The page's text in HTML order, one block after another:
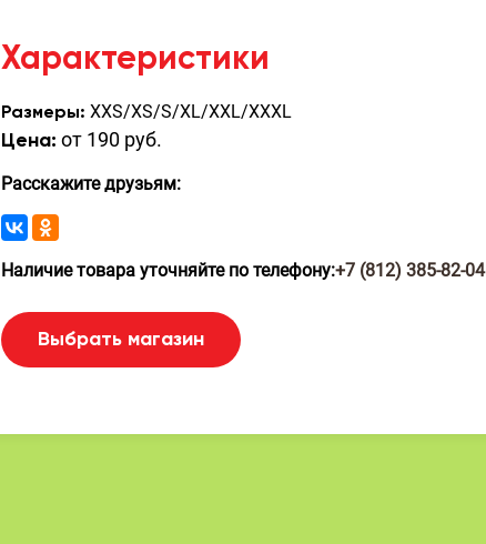
Характеристики
Размеры: XXS/XS/S/XL/XXL/XXXL
Цена: от 190 руб.
Расскажите друзьям:
Наличие товара уточняйте по телефону:+7 (812) 385-82-04
Выбрать магазин